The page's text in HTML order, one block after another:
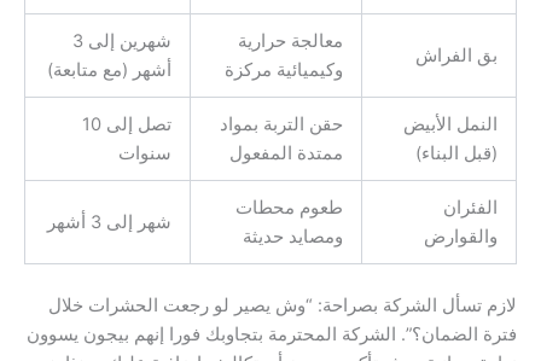
بق الفراش
معالجة حرارية
وكيميائية مركزة
شهرين إلى 3
أشهر (مع متابعة)
النمل الأبيض
(قبل البناء)
حقن التربة بمواد
ممتدة المفعول
تصل إلى 10
سنوات
الفئران
والقوارض
طعوم محطات
ومصايد حديثة
شهر إلى 3 أشهر
لازم تسأل الشركة بصراحة: “وش يصير لو رجعت الحشرات خلال
فترة الضمان؟”. الشركة المحترمة بتجاوبك فورا إنهم بيجون يسوون